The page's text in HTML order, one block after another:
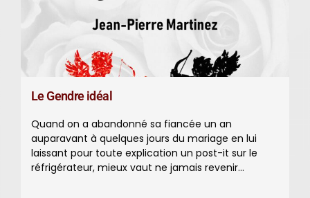
Le Gendre idéal
Quand on a abandonné sa fiancée un an
auparavant à quelques jours du mariage en lui
laissant pour toute explication un post-it sur le
réfrigérateur, mieux vaut ne jamais revenir…